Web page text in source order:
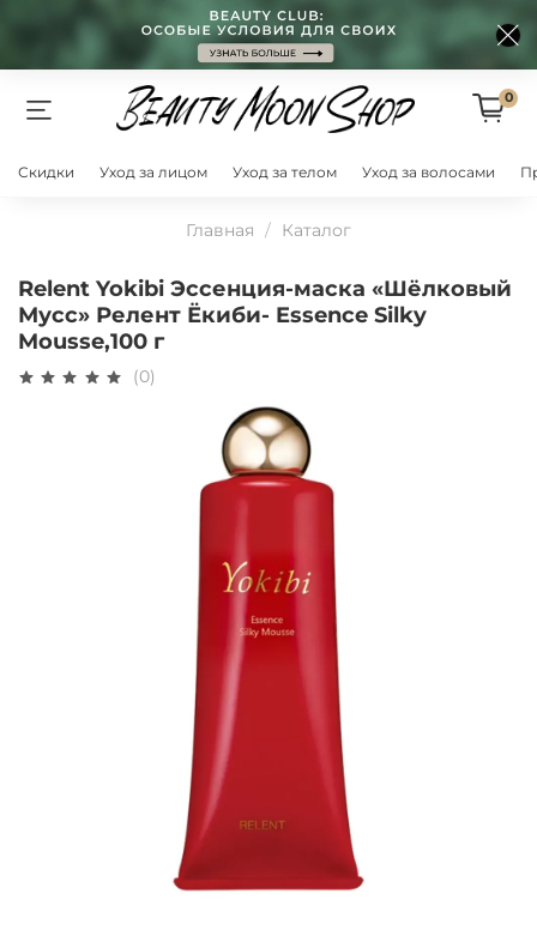
0
Скидки Уход за лицом Уход за телом Уход за волосами
Главная Каталог
Relent Yokibi Эссенция-маска «Шёлковый
Мусс» Релент Ёкиби- Essence Silky
Mousse,100 г
(0)